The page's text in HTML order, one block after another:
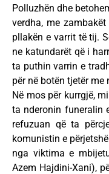
Polluzhën dhe
verdha, me
pllakën e varrit të tij.
ne katundarët që i
ta puthin varrin e
për në botën tjetër me
Në mos për kurrgjë,
ta nderonin funeralin
refuzuan që ta
komunistin e
nga viktima e
Azem Hajdini-Xani),